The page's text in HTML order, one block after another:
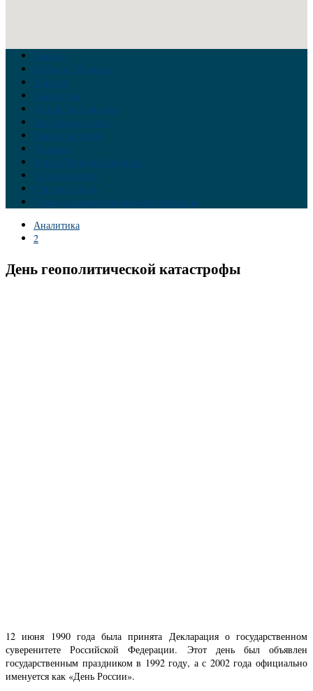
Главная
Война на Украине
Новости
Аналитика
Тайны Геополитики
Российские элиты
Теория заговора
Украина
Новый Мировой Порядок
Тайны истории
Обратная связь
Правила комментирования материалов
Аналитика
2
День геополитической катастрофы
12 июня 1990 года была принята Декларация о государственном
суверенитете Российской Федерации. Этот день был объявлен
государственным праздником в 1992 году, а с 2002 года официально
именуется как «День России».